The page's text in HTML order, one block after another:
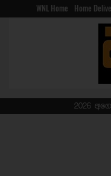
WNL Home Home
2026